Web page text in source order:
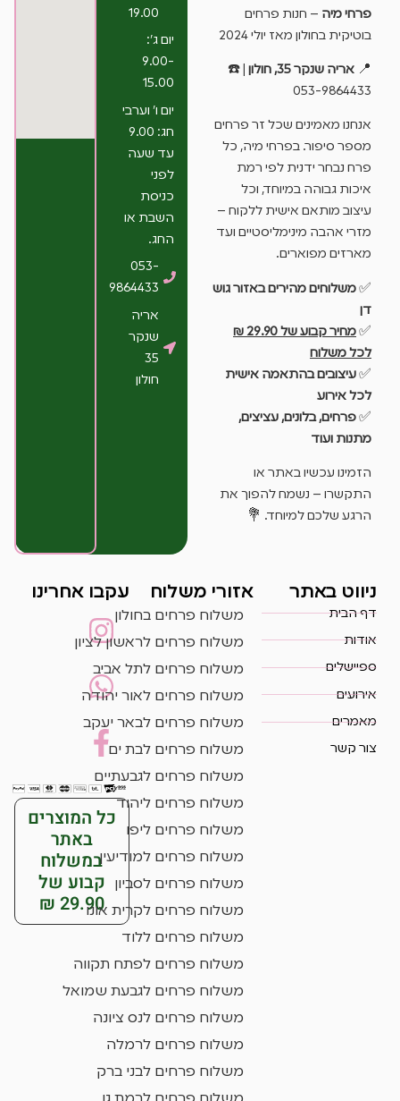
19.00
יום ג’:
9.00-
15.00
יום ו’ וערבי
חג: 9.00
עד שעה
לפני
כניסת
השבת או
החג.
053-
9864433
אריה
שנקר
35
חולון
פרחי מיה – חנות פרחים
בוטיקית בחולון מאז יולי 2024
📍 אריה שנקר 35, חולון
| ☎️
053-9864433
אנחנו מאמינים שכל זר פרחים
מספר סיפור. בפרחי מיה, כל
פרח נבחר ידנית לפי רמת
איכות גבוהה במיוחד, וכל
עיצוב מותאם אישית ללקוח –
מזרי אהבה מינימליסטיים ועד
מארזים מפוארים.
✅משלוחים מהירים באזור גוש
דן
✅
מחיר קבוע של 29.90 ₪
לכל משלוח
✅עיצובים בהתאמה אישית
לכל אירוע
✅פרחים, בלונים, עציצים,
מתנות ועוד
הזמינו עכשיו באתר או
התקשרו – נשמח להפוך את
הרגע שלכם למיוחד. 💐
ניווט באתר
דף הבית
אודות
ספיישלים
אירועים
מאמרים
צור קשר
אזורי משלוח
משלוח פרחים בחולון
משלוח פרחים לראשון לציון
משלוח פרחים לתל אביב
משלוח פרחים לאור יהודה
משלוח פרחים לבאר יעקב
משלוח פרחים לבת ים
משלוח פרחים לגבעתיים
משלוח פרחים ליהוד
משלוח פרחים ליפו
משלוח פרחים למודיעין
משלוח פרחים לסביון
משלוח פרחים לקרית אונו
משלוח פרחים ללוד
משלוח פרחים לפתח תקווה
משלוח פרחים לגבעת שמואל
משלוח פרחים לנס ציונה
משלוח פרחים לרמלה
משלוח פרחים לבני ברק
עקבו אחרינו
כל המוצרים
באתר
במשלוח
קבוע של
29.90 ₪